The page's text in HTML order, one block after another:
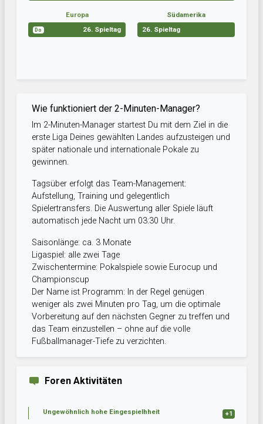
Europa
Do 26. Spieltag
Südamerika
26. Spieltag
Wie funktioniert der 2-Minuten-Manager?
Im 2-Minuten-Manager startest Du mit dem Ziel in die
erste Liga Deines gewählten Landes aufzusteigen und
später nationale und internationale Pokale zu
gewinnen.
Tagsüber erfolgt das Team-Management:
Aufstellung, Training und gelegentlich
Spielertransfers. Die Auswertung aller Spiele läuft
automatisch jede Nacht um 03:30 Uhr.
Saisonlänge: ca. 3 Monate
Ligaspiel: alle zwei Tage
Zwischentermine: Pokalspiele sowie Eurocup und
Championscup
Der Name ist Programm: In der Regel genügen
weniger als zwei Minuten pro Tag, um die optimale
Vorbereitung auf den nächsten Gegner zu treffen und
das Team einzustellen – ohne auf die volle
Fußballmanager-Tiefe zu verzichten.
Foren Aktivitäten
Ungewöhnlich hohe Eingespielhheit +1